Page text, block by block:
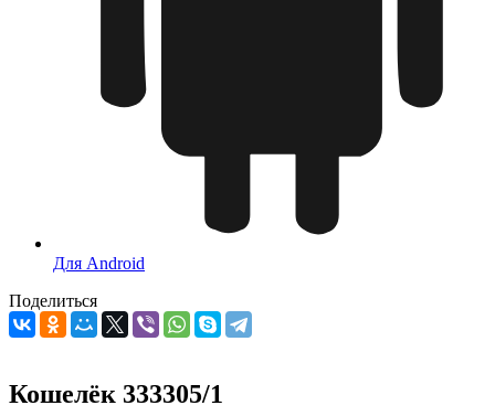
Для Android
Поделиться
Кошелёк 333305/1